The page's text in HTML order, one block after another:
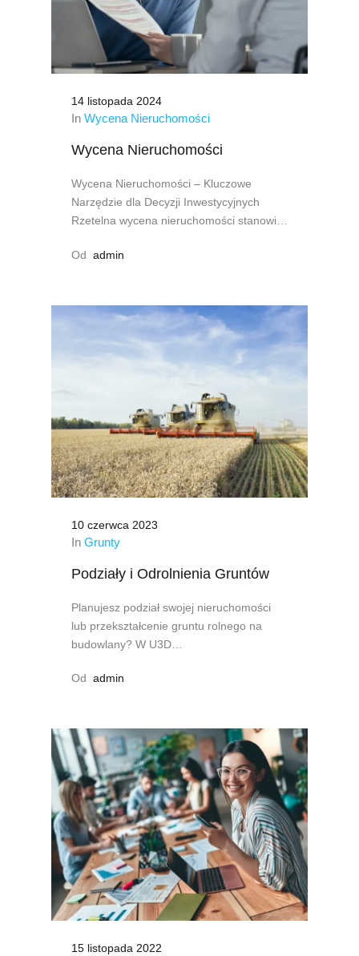
14 listopada 2024
In Wycena Nieruchomości
Wycena Nieruchomości
Wycena Nieruchomości – Kluczowe
Narzędzie dla Decyzji Inwestycyjnych
Rzetelna wycena nieruchomości stanowi…
Od admin
10 czerwca 2023
In Grunty
Podziały i Odrolnienia Gruntów
Planujesz podział swojej nieruchomości
lub przekształcenie gruntu rolnego na
budowlany? W U3D…
Od admin
15 listopada 2022